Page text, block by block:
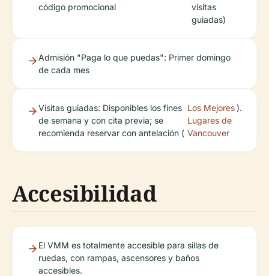
código promocional
visitas
guiadas)
Admisión "Paga lo que puedas": Primer domingo
de cada mes
Visitas guiadas: Disponibles los fines
de semana y con cita previa; se
recomienda reservar con antelación (
Los Mejores
Lugares de
Vancouver
).
Accesibilidad
El VMM es totalmente accesible para sillas de
ruedas, con rampas, ascensores y baños
accesibles.